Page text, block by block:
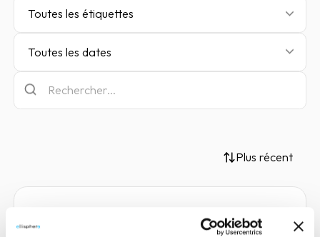
Toutes les étiquettes
Toutes les dates
Plus récent